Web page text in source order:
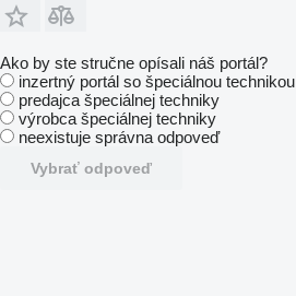
Ako by ste stručne opísali náš portál?
inzertný portál so špeciálnou technikou
predajca špeciálnej techniky
výrobca špeciálnej techniky
neexistuje správna odpoveď
Vybrať odpoveď